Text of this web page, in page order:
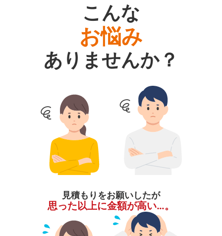
こんな
お悩み
ありませんか？
見積もりをお願いしたが
思った以上に金額が高い…。